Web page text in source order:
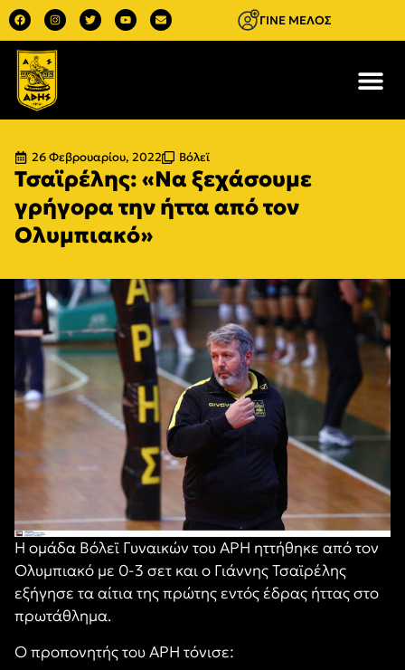
ΓΙΝΕ ΜΕΛΟΣ
26 Φεβρουαρίου, 2022 Βόλεϊ
Τσαϊρέλης: «Να ξεχάσουμε
γρήγορα την ήττα από τον
Ολυμπιακό»
Η ομάδα Βόλεϊ Γυναικών του ΑΡΗ ηττήθηκε από τον
Ολυμπιακό με 0-3 σετ και ο Γιάννης Τσαϊρέλης
εξήγησε τα αίτια της πρώτης εντός έδρας ήττας στο
πρωτάθλημα.
Ο προπονητής του ΑΡΗ τόνισε: